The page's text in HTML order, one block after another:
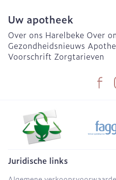
Uw apotheek
Over ons Harelbeke Over
Gezondheidsnieuws
Voorschrift Zorgtarieven
Juridische links